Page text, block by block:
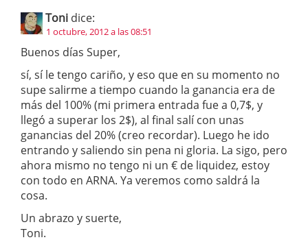
Toni dice:
1 octubre, 2012 a las 08:51
Buenos días Super,
sí, sí le tengo cariño, y eso que en su momento no
supe salirme a tiempo cuando la ganancia era de
más del 100% (mi primera entrada fue a 0,7$, y
llegó a superar los 2$), al final salí con unas
ganancias del 20% (creo recordar). Luego he ido
entrando y saliendo sin pena ni gloria. La sigo, pero
ahora mismo no tengo ni un € de liquidez, estoy
con todo en ARNA. Ya veremos como saldrá la
cosa.
Un abrazo y suerte,
Toni.